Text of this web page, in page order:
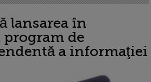
lansarea în
de
a informaţiei